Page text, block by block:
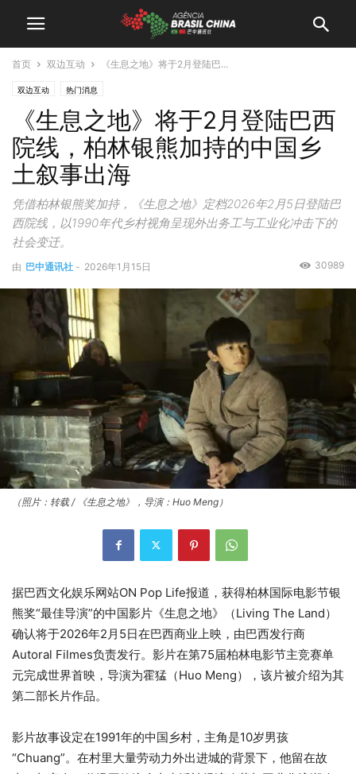
首页 双边互动 《生息之地》将于2月登陆巴...
双边互动 热门消息
《生息之地》将于2月登陆巴西
院线，柏林银熊加持的中国乡
土叙事出海
凭借柏林银熊奖加持，《生息之地》定档2026年2月5日登陆巴
西院线，以1990年代乡村视角呈现外出务工与工业化冲击下的
社会变迁。
由 巴中通讯社 - 2026年1月15日 30989
（照片：转载 / 《生息之地》，导演：Huo Meng）
据巴西文化娱乐网站ON Pop Life报道，获得柏林国际电影节银
熊奖“最佳导演”的中国影片《生息之地》（Living The Land）
确认将于2026年2月5日在巴西商业上映，由巴西发行商
Autoral Filmes负责发行。影片在第75届柏林电影节主竞赛单
元完成世界首映，导演为霍猛（Huo Meng），该片被介绍为其
第二部长片作品。
影片故事设定在1991年的中国乡村，主角是10岁男孩
“Chuang”。在村里大量劳动力外出进城的背景下，他留在故